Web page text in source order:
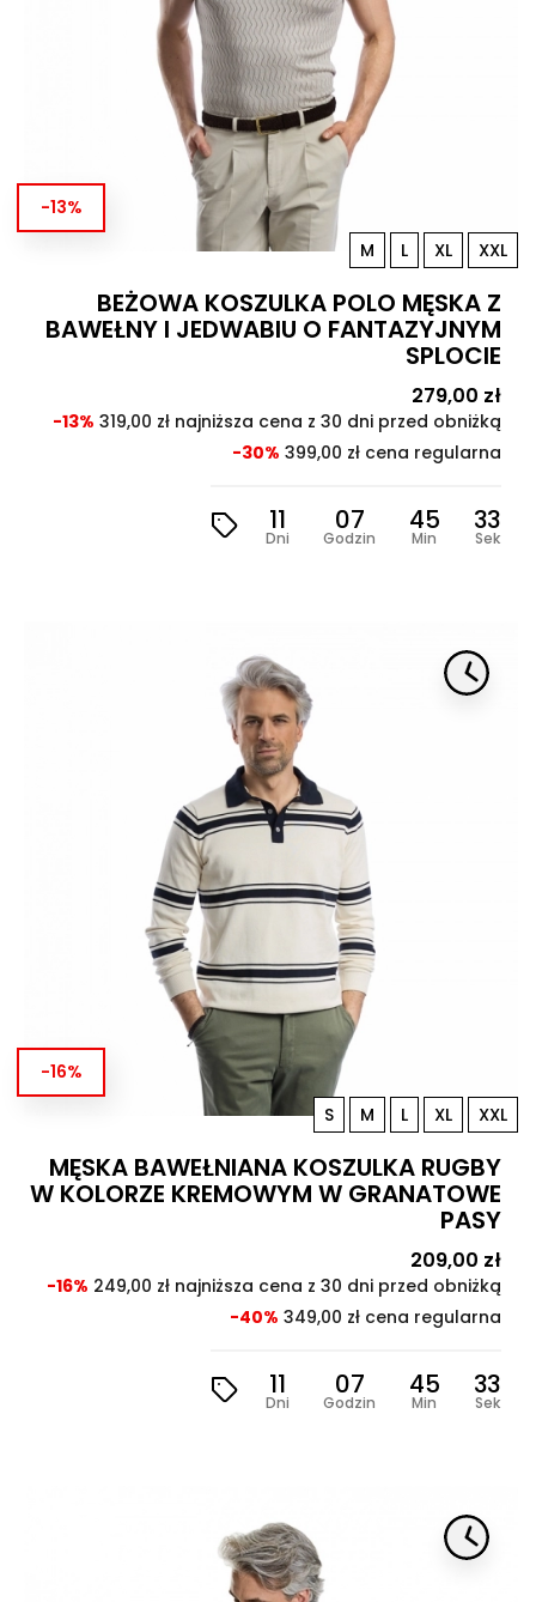
-13%
M L XL XXL
BEŻOWA KOSZULKA POLO MĘSKA Z
BAWEŁNY I JEDWABIU O FANTAZYJNYM
SPLOCIE
Cena
279,00 zł
-13% 319,00 zł najniższa cena z 30 dni przed obniżką
-30% 399,00 zł cena regularna
11
Dni
07
Godzin
45
Min
31
Sek
-16%
S M L XL XXL
MĘSKA BAWEŁNIANA KOSZULKA RUGBY
W KOLORZE KREMOWYM W GRANATOWE
PASY
Cena
209,00 zł
-16% 249,00 zł najniższa cena z 30 dni przed obniżką
-40% 349,00 zł cena regularna
11
Dni
07
Godzin
45
Min
31
Sek